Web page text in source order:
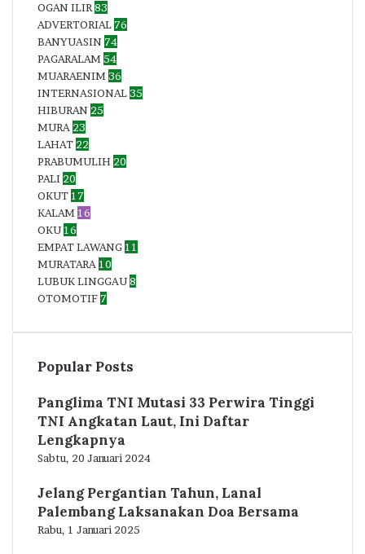
OGAN ILIR83
ADVERTORIAL 76
BANYUASIN 74
PAGARALAM54
MUARAENIM36
INTERNASIONAL35
HIBURAN 25
MURA 23
LAHAT 22
PRABUMULIH 20
PALI 20
OKUT17
KALAM16
OKU16
EMPAT LAWANG11
MURATARA 10
LUBUK LINGGAU8
OTOMOTIF 7
Popular Posts
Panglima TNI Mutasi 33 Perwira Tinggi
TNI Angkatan Laut, Ini Daftar
Lengkapnya
Sabtu, 20 Januari 2024
Jelang Pergantian Tahun, Lanal
Palembang Laksanakan Doa Bersama
Rabu, 1 Januari 2025